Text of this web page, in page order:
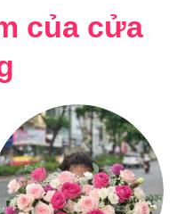
của cửa